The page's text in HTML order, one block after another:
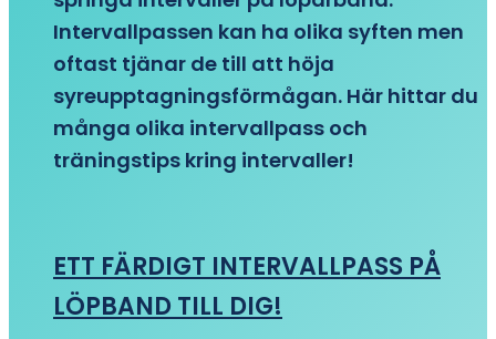
Intervallpassen kan ha olika syften men
oftast tjänar de till att höja
syreupptagningsförmågan. Här hittar du
många olika intervallpass och
träningstips kring intervaller!
ETT FÄRDIGT INTERVALLPASS PÅ
LÖPBAND TILL DIG!